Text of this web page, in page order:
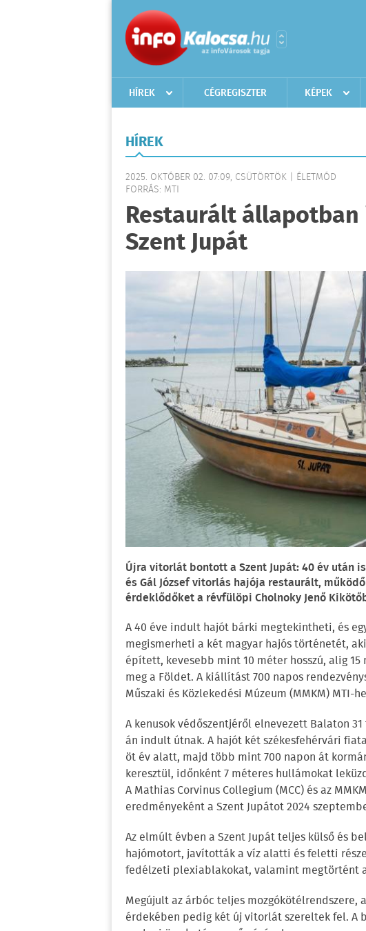
HÍREK CÉGREGISZTER KÉPEK
HÍREK
2025. OKTÓBER 02. 07:09, CSÜTÖRTÖK | ÉLETMÓD
FORRÁS: MTI
Restaurált
Szent Jupát
Újra vitorlát bontott a Szent Jupát: 40 év után
és Gál József vitorlás hajója restaurált,
érdeklődőket a révfülöpi Cholnoky Jenő
A 40 éve indult hajót bárki megtekintheti, és
megismerheti a két magyar hajós történetét,
épített, kevesebb mint 10 méter hosszú, alig
meg a Földet. A kiállítást 700 napos
Műszaki és Közlekedési Múzeum (MMKM)
A kenusok védőszentjéről elnevezett Balaton
án indult útnak. A hajót két székesfehérvári
öt év alatt, majd több mint 700 napon át
keresztül, időnként 7 méteres hullámokat
A Mathias Corvinus Collegium (MCC) és az
eredményeként a Szent Jupátot 2024
Az elmúlt évben a Szent Jupát teljes külső és
hajómotort, javították a víz alatti és feletti
fedélzeti plexiablakokat, valamint megtörtént
Megújult az árbóc teljes
érdekében pedig két új vitorlát szereltek fel. A